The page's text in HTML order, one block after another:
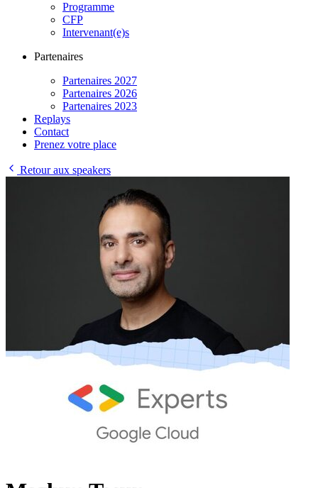
Programme
CFP
Intervenant(e)s
Partenaires
Partenaires 2027
Partenaires 2026
Partenaires 2023
Replays
Contact
Prenez votre place
Retour aux speakers